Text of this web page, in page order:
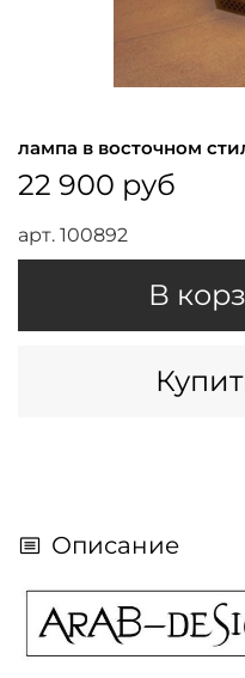
арт. 100892
лампа в восточном
22 900 руб
В
Описание